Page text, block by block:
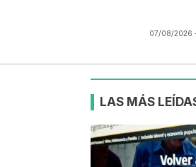
07/08/2026
LAS MÁS